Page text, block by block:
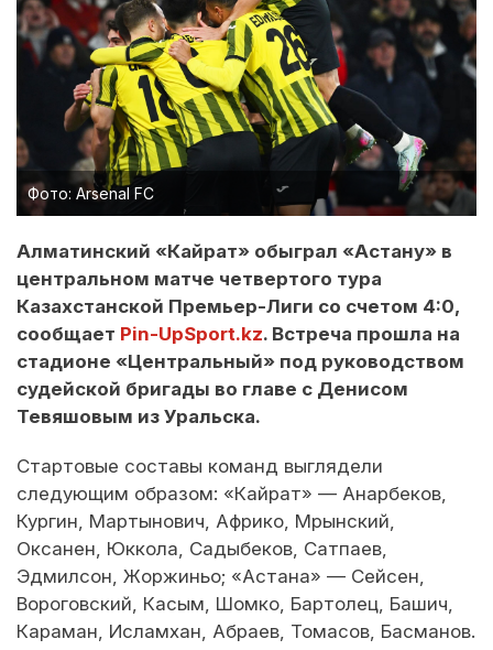
Фото: Arsenal FC
Алматинский «Кайрат» обыграл «Астану» в
центральном матче четвертого тура
Казахстанской Премьер-Лиги со счетом 4:0,
сообщает Pin-UpSport.kz. Встреча прошла на
стадионе «Центральный» под руководством
судейской бригады во главе с Денисом
Тевяшовым из Уральска.
Стартовые составы команд выглядели
следующим образом: «Кайрат» — Анарбеков,
Кургин, Мартынович, Африко, Мрынский,
Оксанен, Юккола, Садыбеков, Сатпаев,
Эдмилсон, Жоржиньо; «Астана» — Сейсен,
Вороговский, Касым, Шомко, Бартолец, Башич,
Караман, Исламхан, Абраев, Томасов, Басманов.